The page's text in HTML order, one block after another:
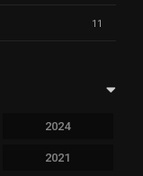
11
2024
2021